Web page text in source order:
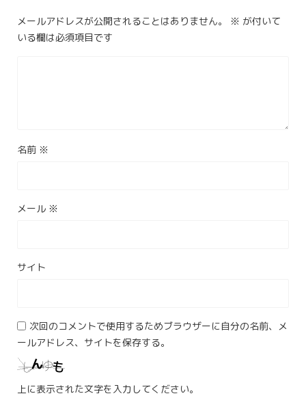
メールアドレスが公開されることはありません。 ※ が付いて
いる欄は必須項目です
名前 ※
メール ※
サイト
次回のコメントで使用するためブラウザーに自分の名前、メ
ールアドレス、サイトを保存する。
上に表示された文字を入力してください。